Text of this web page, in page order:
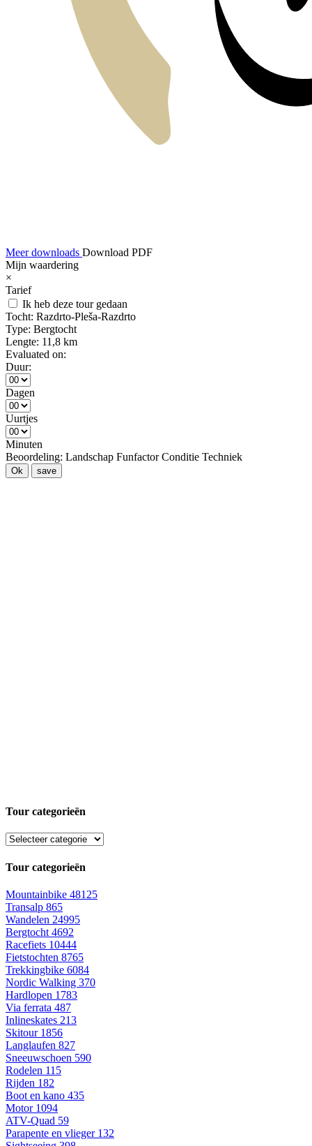
Meer downloads Download PDF
Mijn waardering
×
Tarief
Ik heb deze tour gedaan
Tocht: Razdrto-Pleša-Razdrto
Type: Bergtocht
Lengte: 11,8 km
Evaluated on:
Duur:
Dagen
Uurtjes
Minuten
Beoordeling: Landschap Funfactor Conditie Techniek
Ok save
Tour categorieën
Tour categorieën
Mountainbike 48125
Transalp 865
Wandelen 24995
Bergtocht 4692
Racefiets 10444
Fietstochten 8765
Trekkingbike 6084
Nordic Walking 370
Hardlopen 1783
Via ferrata 487
Inlineskates 213
Skitour 1856
Langlaufen 827
Sneeuwschoen 590
Rodelen 115
Rijden 182
Boot en kano 435
Motor 1094
ATV-Quad 59
Parapente en vlieger 132